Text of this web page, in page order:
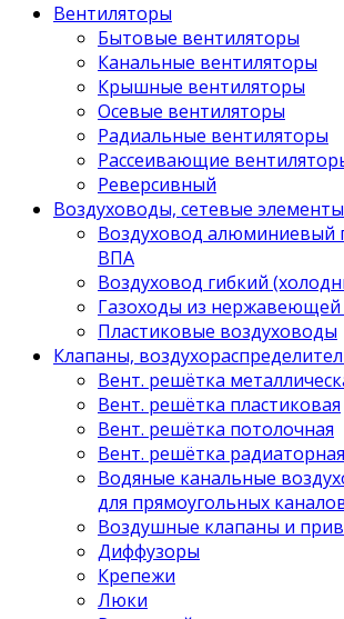
Вентиляторы
Бытовые вентиляторы
Канальные вентиляторы
Крышные вентиляторы
Осевые вентиляторы
Радиальные вентиляторы
Рассеивающие
Реверсивный
Воздуховоды, сетевые элементы
Воздуховод алюминиевый
ВПА
Воздуховод гибкий
Газоходы из нержавеющей
Пластиковые воздуховоды
Клапаны,
Вент. решётка
Вент. решётка пластиковая
Вент. решётка потолочная
Вент. решётка
Водяные канальные
для прямоугольных
Воздушные клапаны и
Диффузоры
Крепежи
Люки